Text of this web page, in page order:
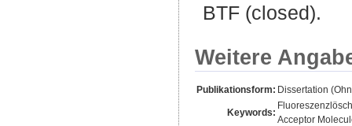
BTF (closed).
Weitere
Publikationsform: Dissertation
Keywords:
Acceptor